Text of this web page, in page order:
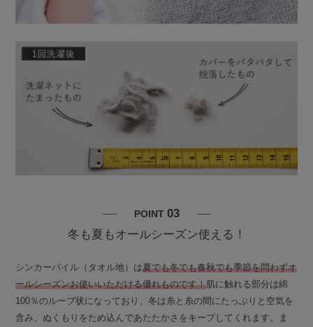
POINT 03
冬も夏もオールシーズン使える！
シンカーパイル（タオル地）は夏でも冬でも春秋でも季節を問わずオ
ールシーズンお使いいただける優れものです！肌に触れる部分は綿
100％のループ状になっており、冬は糸と糸の間にたっぷりと空気を
含み、ぬくもりをため込んであたたかさをキープしてくれます。ま